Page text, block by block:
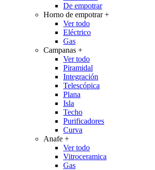
De empotrar
Horno de empotrar+
Ver todo
Eléctrico
Gas
Campanas +
Ver todo
Piramidal
Integración
Telescópica
Plana
Isla
Techo
Purificadores
Curva
Anafe +
Ver todo
Vitroceramica
Gas